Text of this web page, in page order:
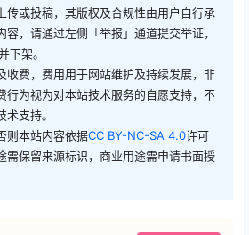
传或投稿，其版权及合规性由用户自行承
，请通过左侧「举报」通道提交举证，
下架。
收费，费用用于网站维护及持续发展，非
行为视为对本站技术服务的自愿支持，不
支持。
则本站内容依据CC BY-NC-SA 4.0许可
需保留来源标识，商业用途需申请书面授